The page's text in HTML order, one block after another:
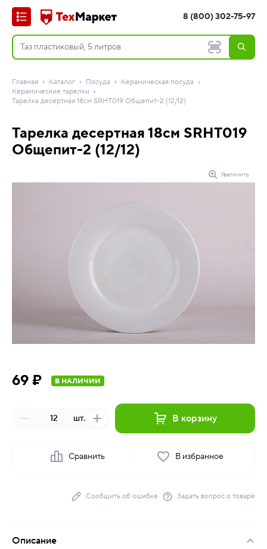
8 (800) 302-75-97
Главная Каталог Посуда
Керамическая посуда
Керамические тарелки
Тарелка десертная 18см SRHT019 Общепит-2 (12/12)
Тарелка десертная 18см SRHT019
Общепит-2 (12/12)
Увеличить
69 ₽ В НАЛИЧИИ
шт. В корзину
Сравнить В избранное
Сообщить об ошибке Задать вопрос о товаре
Описание